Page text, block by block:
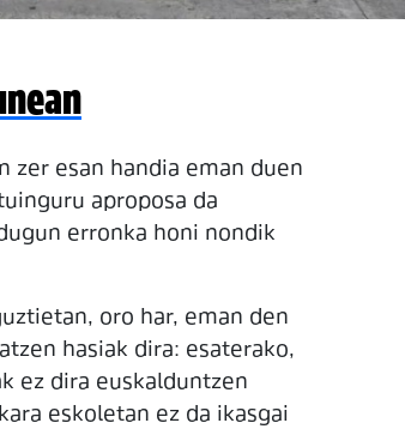
zer esan handia eman duen
aproposa da
erronka honi nondik
oro har, eman den
hasiak dira: esaterako,
ez dira euskalduntzen
eskoletan ez da ikasgai